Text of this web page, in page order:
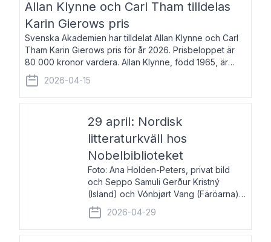
Allan Klynne och Carl Tham tilldelas
Karin Gierows pris
Svenska Akademien har tilldelat Allan Klynne och Carl
Tham Karin Gierows pris för år 2026. Prisbeloppet är
80 000 kronor vardera. Allan Klynne, född 1965, är
arkeolog, författare, översättare och fil.dr i antikens
kultur och samhällsliv. Ut
2026-04-15
29 april: Nordisk
litteraturkväll hos
Nobelbiblioteket
Foto: Ana Holden-Peters, privat bild
och Seppo Samuli Gerður Kristný
(Island) och Vónbjørt Vang (Färöarna)
läser ur sina verk och samtalar med
John Swedenmark. De läser upp på
färöiska, isländska och svenska och
2026-04-29